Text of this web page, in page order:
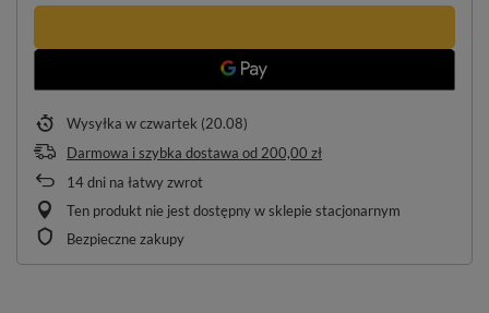
Wysyłka w czwartek (20.08)
Darmowa i szybka dostawa od 200,00 zł
14dni na łatwy zwrot
Ten produkt nie jest dostępny w sklepie stacjonarnym
Bezpieczne zakupy